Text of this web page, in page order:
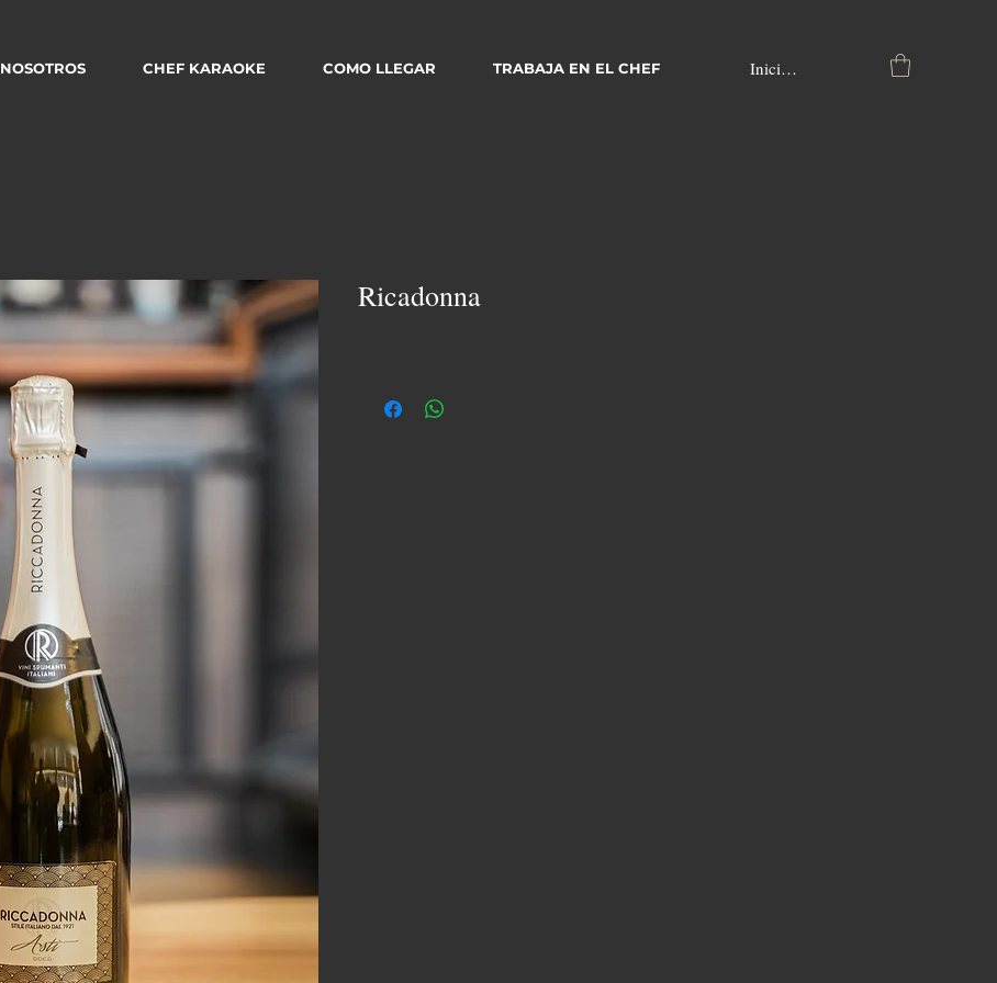
NOSOTROS CHEF KARAOKE COMO LLEGAR TRABAJA EN EL CHEF Iniciar sesión
Ricadonna